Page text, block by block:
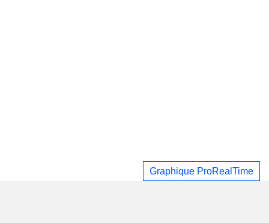
Graphique ProRealTime